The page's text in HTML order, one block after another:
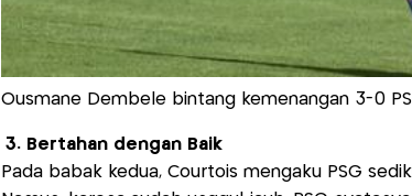
Ousmane Dembele bintang kemenangan 3-0
3. Bertahan dengan Baik
Pada babak kedua, Courtois mengaku PSG